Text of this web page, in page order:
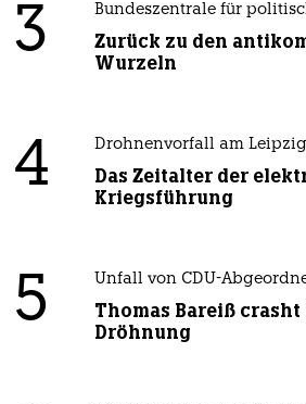
3 Bundeszentrale für
Zurück zu den
Wurzeln
4 Drohnenvorfall am
Das Zeitalter der
Kriegsführung
5 Unfall von CDU-
Thomas Bareiß
Dröhnung